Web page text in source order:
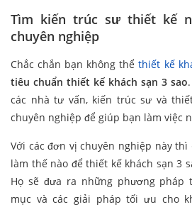
Tìm kiến trúc sư thiết kế
chuyên nghiệp
Chắc chắn bạn không thểthiết kế
tiêu chuẩn thiết kế khách sạn 3 sao
các nhà tư vấn, kiến trúc sư và
chuyên nghiệp để giúp bạn làm việc
Với các đơn vị chuyên nghiệp này
làm thế nào để thiết kế khách sạn 3
Họ sẽ đưa ra những phương pháp
mục và các giải pháp tối ưu cho